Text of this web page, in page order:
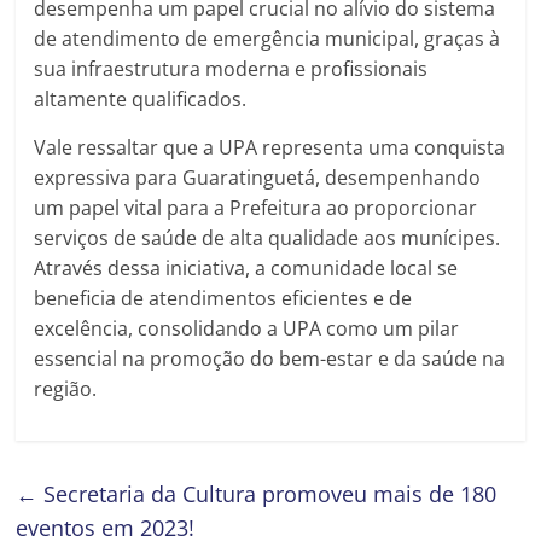
desempenha um papel crucial no alívio do sistema
de atendimento de emergência municipal, graças à
sua infraestrutura moderna e profissionais
altamente qualificados.
Vale ressaltar que a UPA representa uma conquista
expressiva para Guaratinguetá, desempenhando
um papel vital para a Prefeitura ao proporcionar
serviços de saúde de alta qualidade aos munícipes.
Através dessa iniciativa, a comunidade local se
beneficia de atendimentos eficientes e de
excelência, consolidando a UPA como um pilar
essencial na promoção do bem-estar e da saúde na
região.
← Secretaria da Cultura promoveu mais de 180
eventos em 2023!